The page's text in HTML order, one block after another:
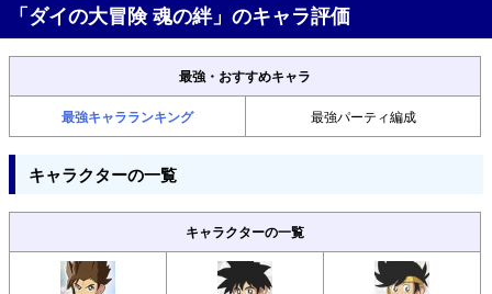
「ダイの大冒険 魂の絆」のキャラ評価
最強・おすすめキャラ
最強キャラランキング 最強パーティ編成
キャラクターの一覧
キャラクターの一覧